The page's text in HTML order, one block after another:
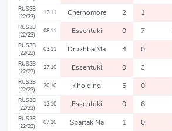
RUS3B
(22/23)
12.11 Chernomore 2 1
RUS3B
(22/23)
08.11 Essentuki 0 7
RUS3B
(22/23)
03.11 Druzhba Ma 4 0
RUS3B
(22/23)
27.10 Essentuki 0 3
RUS3B
(22/23)
20.10 Kholding 5 0
RUS3B
(22/23)
13.10 Essentuki 0 6
RUS3B
(22/23)
07.10 Spartak Na 1 0